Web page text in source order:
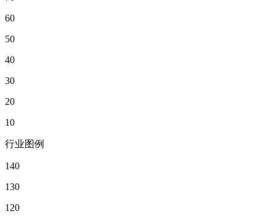
60
50
40
30
20
10
行业图例
140
130
120